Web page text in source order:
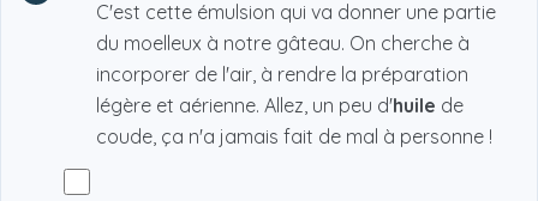
C'est cette émulsion qui va donner une partie
du moelleux à notre gâteau. On cherche à
incorporer de l'air, à rendre la préparation
légère et aérienne. Allez, un peu d'huile de
coude, ça n'a jamais fait de mal à personne !